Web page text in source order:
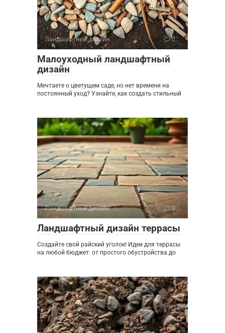
Ландшафтный дизайн 0
Малоуходный ландшафтный
дизайн
Мечтаете о цветущем саде, но нет времени на
постоянный уход? Узнайте, как создать стильный
Ландшафтный дизайн 0
Ландшафтный дизайн террасы
Создайте свой райский уголок! Идеи для террасы
на любой бюджет: от простого обустройства до